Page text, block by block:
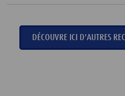
DÉCOUVRE ICI D'AUTRES